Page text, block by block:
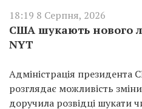
18:19 8 Серпня, 2026
США шукають нового
NYT
Адміністрація
розглядає можливість
доручила розвідці шукати